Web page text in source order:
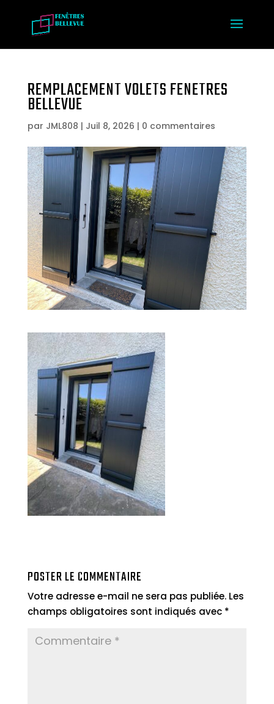
REMPLACEMENT VOLETS FENETRES
BELLEVUE
par JML808 | Juil 8, 2026 | 0 commentaires
POSTER LE COMMENTAIRE
Votre adresse e-mail ne sera pas publiée. Les
champs obligatoires sont indiqués avec *